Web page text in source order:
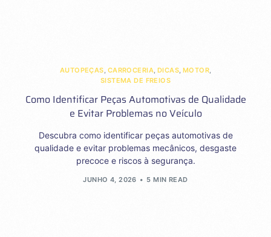
AUTOPEÇAS CARROCERIA DICAS ,MOTOR
SISTEMA DE FREIOS
Como Identificar Peças Automotivas de Qualidade
e Evitar Problemas no Veículo
Descubra como identificar peças automotivas de
qualidade e evitar problemas mecânicos, desgaste
precoce e riscos à segurança.
JUNHO 4, 2026 5 MIN READ